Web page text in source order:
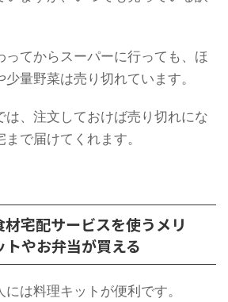
ってからスーパーに行っても、ほ
量野菜は売り切れています。
は、注文しておけば売り切れにな
で届けてくれます。
宅配サービスを使うメリ
やお弁当が買える
は料理キットが便利です。